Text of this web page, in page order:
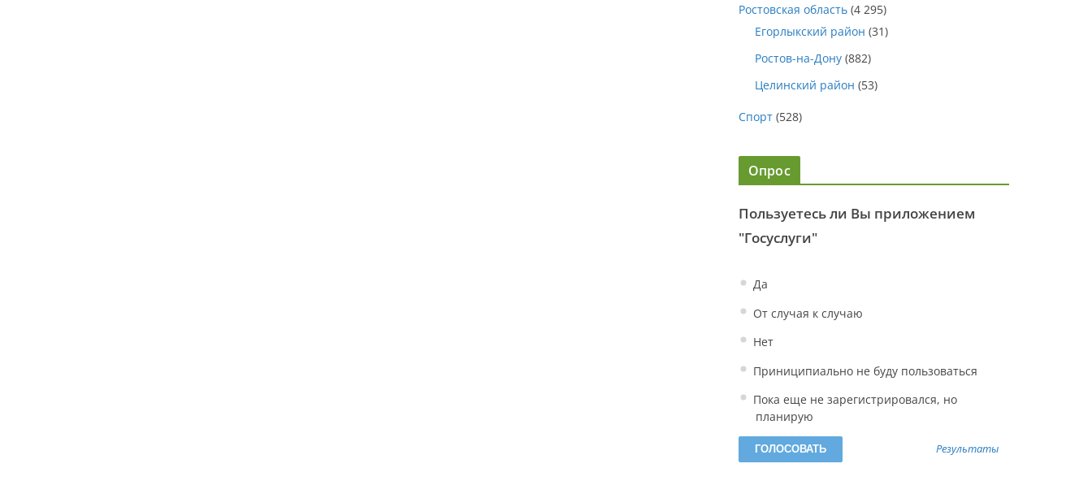
Ростовская область (4 295)
Егорлыкский район (31)
Ростов-на-Дону (882)
Целинский район (53)
Спорт (528)
Опрос
Пользуетесь ли Вы приложением
"Госуслуги"
Да
От случая к случаю
Нет
Приниципиально не буду пользоваться
Пока еще не зарегистрировался, но
планирую
Результаты